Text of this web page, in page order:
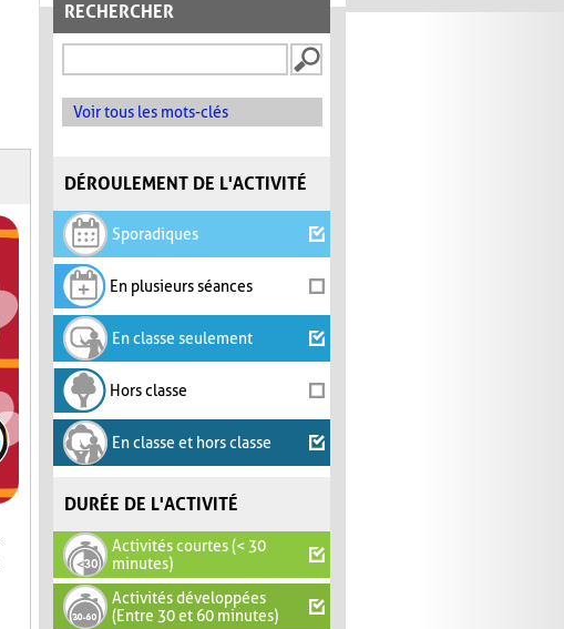
RECHERCHER
Voir tous les mots-clés
DÉROULEMENT DE L'ACTIVITÉ
Sporadiques
En plusieurs séances
En classe seulement
Hors classe
En classe et hors classe
DURÉE DE L'ACTIVITÉ
Activités courtes (< 30
minutes)
Activités développées
(Entre 30 et 60 minutes)